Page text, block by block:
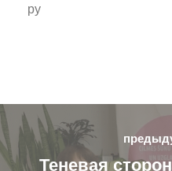
py
Теневая